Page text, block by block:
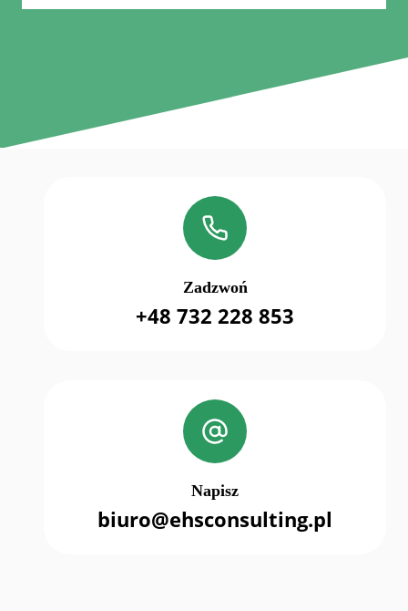
Zadzwoń
+48 732 228 853
Napisz
biuro@ehsconsulting.pl